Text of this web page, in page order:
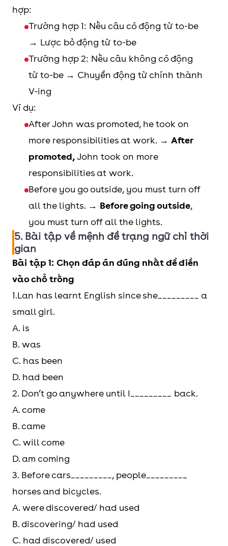
hợp:
Trường hợp 1: Nếu câu có động từ to-be
→ Lược bỏ động từ to-be
Trường hợp 2: Nếu câu không có động
từ to-be → Chuyển động từ chính thành
V-ing
Ví dụ:
After John was promoted, he took on
more responsibilities at work. → After
promoted,John took on more
responsibilities at work.
Before you go outside, you must turn off
all the lights. → Before going outside,
you must turn off all the lights.
5. Bài tập về mệnh đề trạng ngữ chỉ thời
gian
Bài tập 1: Chọn đáp án đúng nhất để điền
vào chỗ trống
1.Lan has learnt English since she_________ a
small girl.
A. is
B. was
C. has been
D. had been
2. Don’t go anywhere until I_________ back.
A. come
B. came
C. will come
D. am coming
3. Before cars_________, people_________
horses and bicycles.
A. were discovered/ had used
B. discovering/ had used
C. had discovered/ used